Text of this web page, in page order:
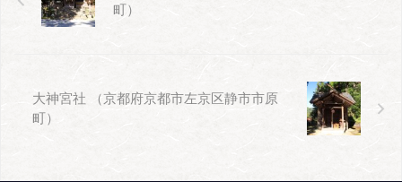
町）
大神宮社 （京都府京都市左京区静市市原
町）